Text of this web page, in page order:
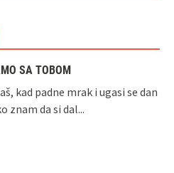
SA TOBOM
kad padne mrak i ugasi se dan
znam da si dal...